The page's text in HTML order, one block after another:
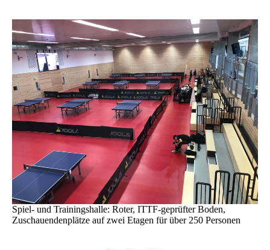
Spiel- und Trainingshalle: Roter, ITTF-geprüfter Boden,
Zuschauendenplätze auf zwei Etagen für über 250 Personen